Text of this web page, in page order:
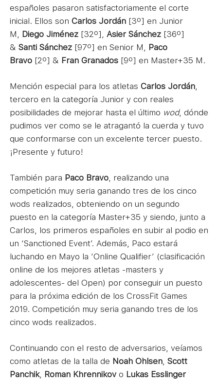
españoles pasaron satisfactoriamente el corte
inicial. Ellos son Carlos Jordán [3º] en Junior
M, Diego Jiménez [32º], Asier Sánchez [36º]
& Santi Sánchez [97º] en Senior M, Paco
Bravo [2º] & Fran Granados [9º] en Master+35 M.
Mención especial para los atletas Carlos Jordán,
tercero en la categoría Junior y con reales
posibilidades de mejorar hasta el último wod, dónde
pudimos ver como se le atragantó la cuerda y tuvo
que conformarse con un excelente tercer puesto.
¡Presente y futuro!
También para Paco Bravo, realizando una
competición muy seria ganando tres de los cinco
wods realizados, obteniendo on un segundo
puesto en la categoría Master+35 y siendo, junto a
Carlos, los primeros españoles en subir al podio en
un ‘Sanctioned Event’. Además, Paco estará
luchando en Mayo la ‘Online Qualifier’ (clasificación
online de los mejores atletas -masters y
adolescentes- del Open) por conseguir un puesto
para la próxima edición de los CrossFit Games
2019. Competición muy seria ganando tres de los
cinco wods realizados.
Continuando con el resto de adversarios, veíamos
como atletas de la talla de Noah Ohlsen, Scott
Panchik, Roman Khrennikov o Lukas Esslinger